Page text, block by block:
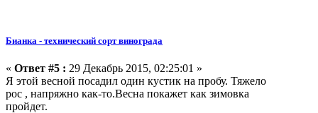
Бианка - технический сорт винограда
« Ответ #5 : 29 Декабрь 2015, 02:25:01 »
Я этой весной посадил один кустик на пробу. Тяжело
рос , напряжно как-то.Весна покажет как зимовка
пройдет.